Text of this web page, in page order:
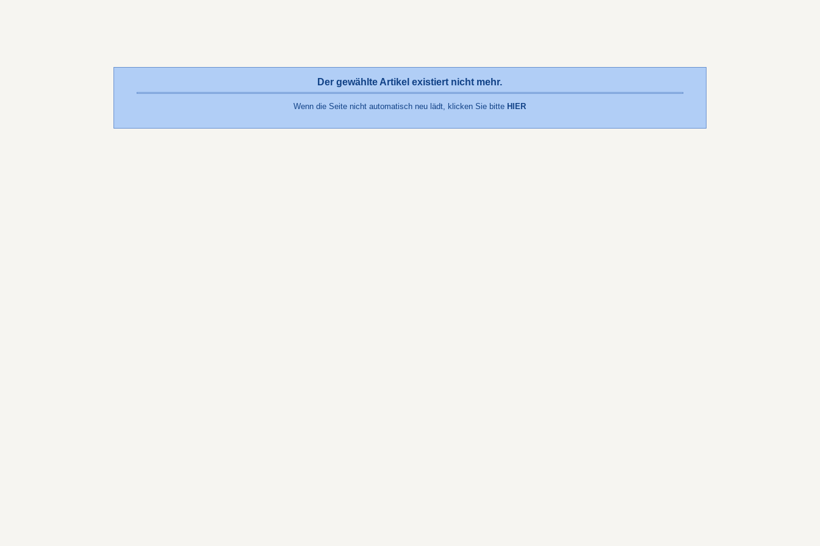
Der gewählte Artikel existiert nicht mehr.
Wenn die Seite nicht automatisch neu lädt, klicken Sie bitte HIER